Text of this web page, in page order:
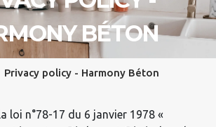
BÉTON
Privacy policy - Harmony Béton
loi n°78-17 du 6 janvier 1978 «